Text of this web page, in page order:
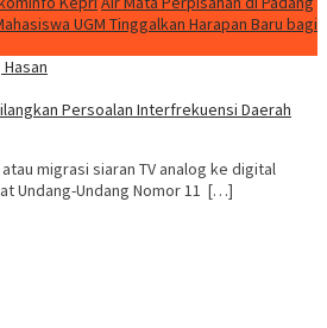
UGM Tinggalkan Harapan Baru bagi
Persoalan Interfrekuensi Daerah
atau migrasi siaran TV analog ke digital
Undang-Undang Nomor 11 […]